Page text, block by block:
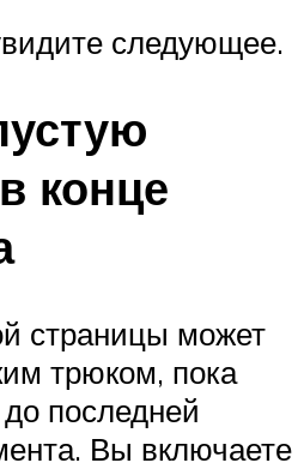
следующее.
конце
страницы может
трюком, пока
последней
Вы включаете